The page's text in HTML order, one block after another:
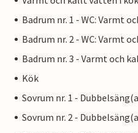
Badrum nr. 1 - WC: Varmt
Badrum nr. 2 - WC: Varmt
Badrum nr. 3 - Varmt och
Kök
Sovrum nr. 1 -
Sovrum nr. 2 -